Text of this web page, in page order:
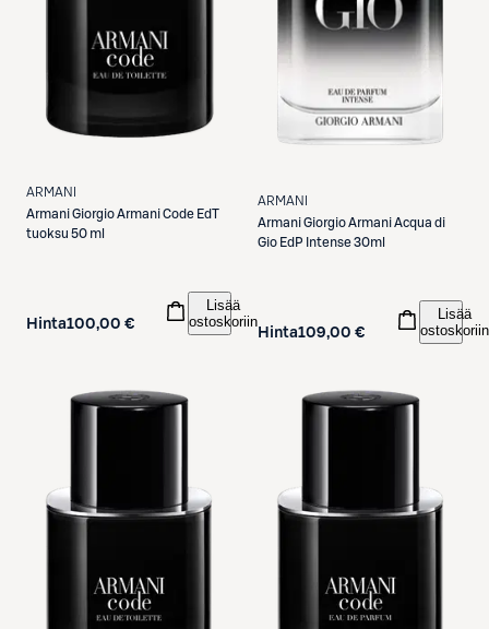
ARMANI
ArmaniGiorgio Armani Code EdT
tuoksu 50 ml
Hinta100,00 €
Lisää
ostoskoriin
ARMANI
ArmaniGiorgio Armani Acqua di
Gio EdP Intense 30ml
Hinta109,00 €
Lisää
ostoskoriin